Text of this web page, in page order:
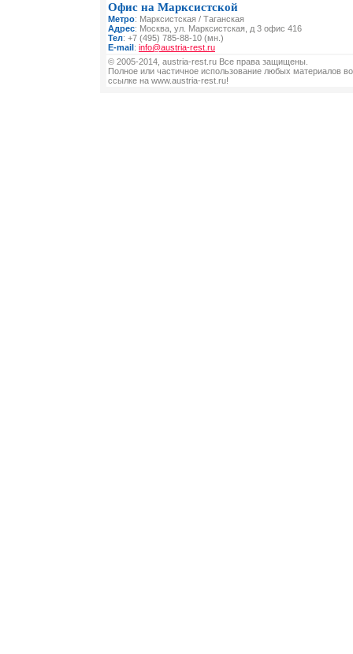
Офис на Марксистской
Метро: Марксистская / Таганская
Адрес: Москва, ул. Марксистская, д 3 офис 416
Тел: +7 (495) 785-88-10 (мн.)
E-mail: info@austria-rest.ru
© 2005-2014, austria-rest.ru Все права защищены.
Полное или частичное использование любых материалов
ссылке на www.austria-rest.ru!